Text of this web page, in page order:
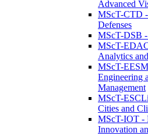
Advanced
MScT-CTD -
Defenses
MScT-DSB -
MScT-
Analytics
MScT-
Engineering
Management
MScT-
Cities and
MScT-IOT -
Innovation